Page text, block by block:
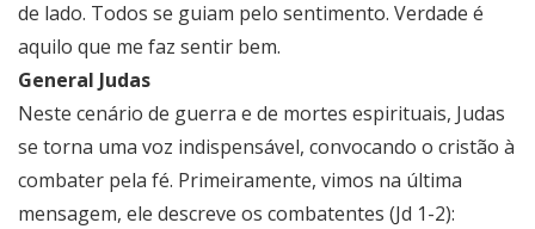
de lado. Todos se guiam pelo sentimento. Verdade é
aquilo que me faz sentir bem.
General Judas
Neste cenário de guerra e de mortes espirituais, Judas
se torna uma voz indispensável, convocando o cristão à
combater pela fé. Primeiramente, vimos na última
mensagem, ele descreve os combatentes (Jd 1-2):